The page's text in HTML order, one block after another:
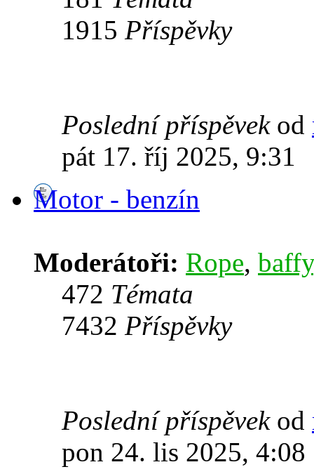
1915 Příspěvky
Poslední příspěvekod
pát 17. říj 2025, 9:31
Motor - benzín
Moderátoři: Rope, baffy
472 Témata
7432 Příspěvky
Poslední příspěvekod
pon 24. lis 2025, 4:08